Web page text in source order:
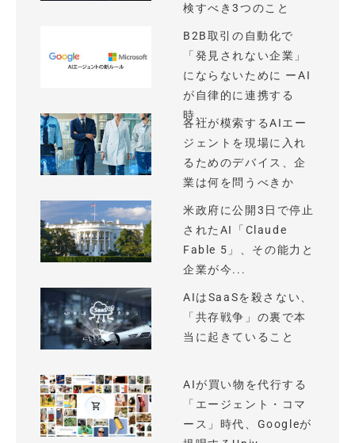
検すべき3つのこと
B2B取引の自動化で
「発見されない企業」
にならないために ーAI
が自律的に連携する
時...
各社が模索するAIエー
ジェントを現場に入れ
るためのデバイス、企
業は何を問うべきか
米政府に公開3日で停止
されたAI「Claude
Fable 5」、その能力と
企業が今...
AIはSaaSを殺さない、
「共存戦争」の裏で本
当に起きていること
AIが買い物を代行する
「エージェント・コマ
ース」時代、Googleが